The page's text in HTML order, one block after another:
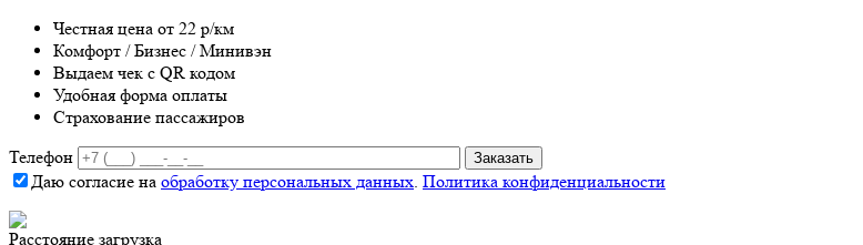
Честная цена от 22 р/км
Комфорт / Бизнес / Минивэн
Выдаем чек с QR кодом
Удобная форма оплаты
Страхование пассажиров
Телефон
Даю согласие на обработку персональных данных. Политика конфиденциальности
Расстояние загрузка